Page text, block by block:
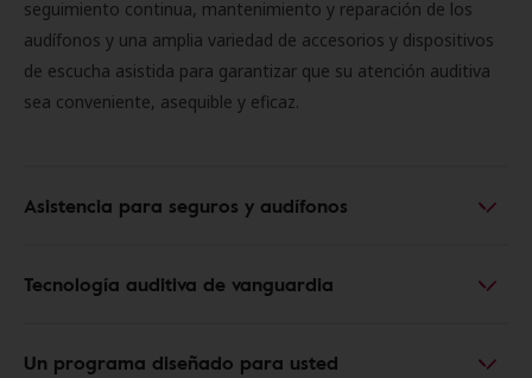
seguimiento continua, mantenimiento y reparación de los
audífonos y una amplia variedad de accesorios y dispositivos
de escucha asistida para garantizar que su atención auditiva
sea conveniente, asequible y eficaz.
Asistencia para seguros y audífonos
Tecnología auditiva de vanguardia
Un programa diseñado para usted